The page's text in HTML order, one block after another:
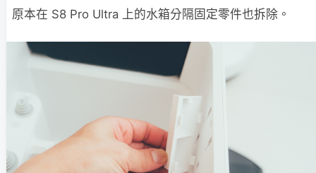
原本在 S8 Pro Ultra 上的水箱分隔固定零件也拆除。